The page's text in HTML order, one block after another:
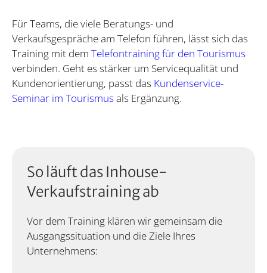
Für Teams, die viele Beratungs- und
Verkaufsgespräche am Telefon führen, lässt sich das
Training mit dem Telefontraining für den Tourismus
verbinden. Geht es stärker um Servicequalität und
Kundenorientierung, passt das Kundenservice-
Seminar im Tourismusals Ergänzung.
So läuft das Inhouse-
Verkaufstraining ab
Vor dem Training klären wir gemeinsam die
Ausgangssituation und die Ziele Ihres
Unternehmens: